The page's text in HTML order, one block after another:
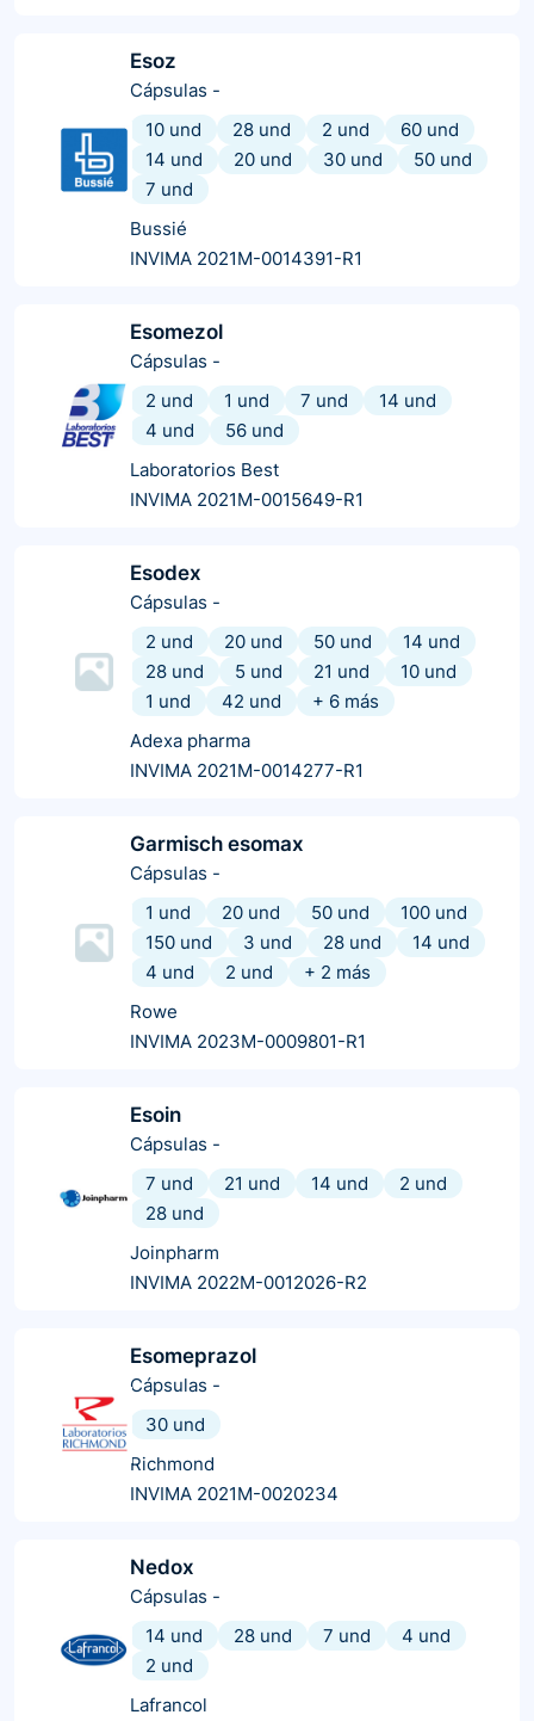
Esoz
Cápsulas -
10 und
28 und 2 und
60 und
14 und
20 und 30 und
50 und
7 und
Bussié
INVIMA 2021M-0014391-R1
Esomezol
Cápsulas -
2 und
1 und 7 und
14 und
4 und
56 und
Laboratorios Best
INVIMA 2021M-0015649-R1
Esodex
Cápsulas -
2 und
20 und 50 und
14 und
28 und
5 und 21 und
10 und
1 und
42 und + 6 más
Adexa pharma
INVIMA 2021M-0014277-R1
Garmisch esomax
Cápsulas -
1 und
20 und 50 und
100 und
150 und
3 und 28 und
14 und
4 und
2 und + 2 más
Rowe
INVIMA 2023M-0009801-R1
Esoin
Cápsulas -
7 und
21 und 14 und
2 und
28 und
Joinpharm
INVIMA 2022M-0012026-R2
Esomeprazol
Cápsulas -
30 und
Richmond
INVIMA 2021M-0020234
Nedox
Cápsulas -
14 und
28 und 7 und
4 und
2 und
Lafrancol